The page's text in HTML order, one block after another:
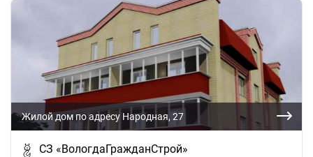
Жилой дом по адресу Народная, 27
СЗ «ВологдаГражданСтрой»